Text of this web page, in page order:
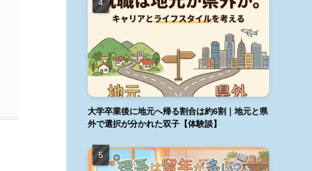
大学卒業後に地元へ帰る割合は約6割｜地元と県
外で選択が分かれた双子【体験談】